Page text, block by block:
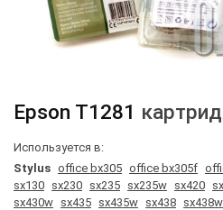
Epson T1281
Используется в:
Stylus office bx305 office bx305f
sx130 sx230 sx235 sx235w sx420
sx430w sx435 sx435w sx438 sx438w